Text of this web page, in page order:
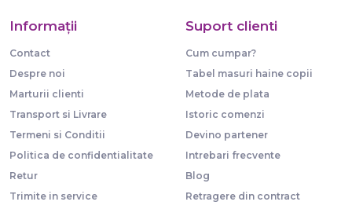
Informaţii
Contact
Despre noi
Marturii clienti
Transport si Livrare
Termeni si Conditii
Politica de confidentialitate
Retur
Trimite in service
Suport clienti
Cum cumpar?
Tabel masuri haine copii
Metode de plata
Istoric comenzi
Devino partener
Intrebari frecvente
Blog
Retragere din contract